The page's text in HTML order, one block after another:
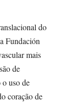
do
Fundación
mais
de
o uso de
coração de